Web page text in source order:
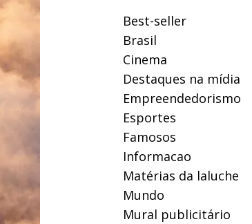
Best-seller
Brasil
Cinema
Destaques na mídia
Empreendedorismo
Esportes
Famosos
Informacao
Matérias da laluche
Mundo
Mural publicitário